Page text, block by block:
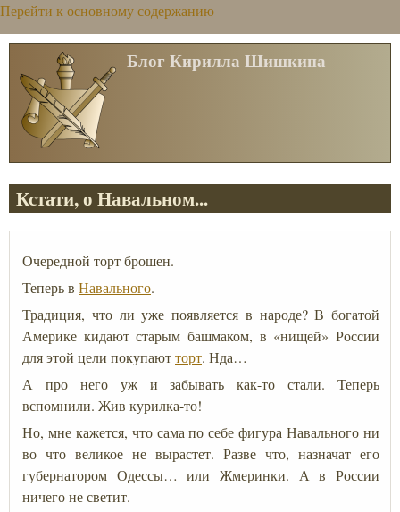
Перейти к основному содержанию
Блог Кирилла Шишкина
Кстати, о Навальном...
Очередной торт брошен.
Теперь в Навального.
Традиция, что ли уже появляется в народе? В богатой
Америке кидают старым башмаком, в «нищей» России
для этой цели покупаютторт. Нда…
А про него уж и забывать как-то стали. Теперь
вспомнили. Жив курилка-то!
Но, мне кажется, что сама по себе фигура Навального ни
во что великое не вырастет. Разве что, назначат его
губернатором Одессы… или Жмеринки. А в России
ничего не светит.